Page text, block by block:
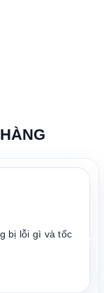
bị lỗi gì và tốc
❯